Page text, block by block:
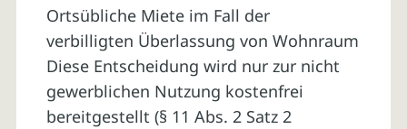
Ortsübliche Miete im Fall der
verbilligten Überlassung von Wohnraum
Diese Entscheidung wird nur zur nicht
gewerblichen Nutzung kostenfrei
bereitgestellt (§ 11 Abs. 2 Satz 2